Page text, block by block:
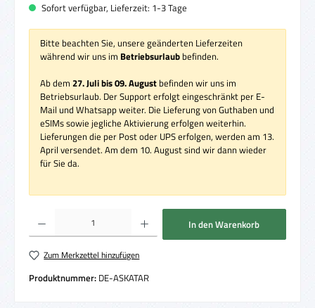
Sofort verfügbar, Lieferzeit: 1-3 Tage
Bitte beachten Sie, unsere geänderten Lieferzeiten
während wir uns im Betriebsurlaub befinden.
Ab dem 27. Juli bis 09. August befinden wir uns im
Betriebsurlaub. Der Support erfolgt eingeschränkt per E-
Mail und Whatsapp weiter. Die Lieferung von Guthaben und
eSIMs sowie jegliche Aktivierung erfolgen weiterhin.
Lieferungen die per Post oder UPS erfolgen, werden am 13.
April versendet. Am dem 10. August sind wir dann wieder
für Sie da.
Produkt Anzahl: Gib den gewünschten Wert ein oder benutze die Schaltflächen um
In den Warenkorb
Zum Merkzettel hinzufügen
Produktnummer: DE-ASKATAR